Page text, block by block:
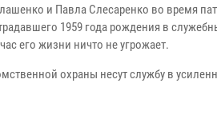
и Павла Слесаренко во время
1959 года рождения в
его жизни ничто не угрожает.
охраны несут службу в